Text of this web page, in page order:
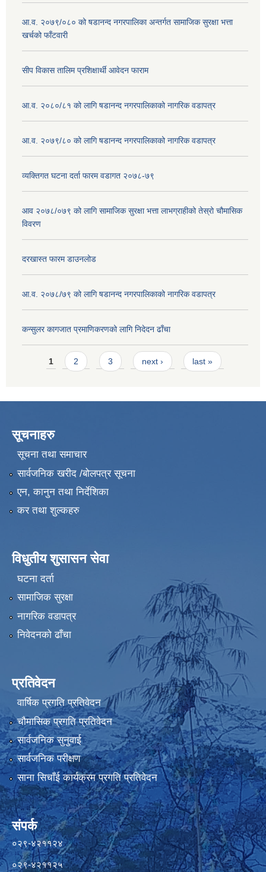
आ.व. २०७९/०८० को षडानन्द नगरपालिका अन्तर्गत सामाजिक सुरक्षा भत्ता
खर्चको फाँटवारी
सीप विकास तालिम प्रशिक्षार्थी आवेदन फाराम
आ.व. २०८०/८१ को लागि षडानन्द नगरपालिकाको नागरिक वडापत्र
आ.व. २०७९/८० को लागि षडानन्द नगरपालिकाको नागरिक वडापत्र
व्यक्तिगत घटना दर्ता फारम वडागत २०७८-७९
आव २०७८/०७९ को लागि सामाजिक सुरक्षा भत्ता लाभग्राहीको तेस्रो चौमासिक
विवरण
दरखास्त फारम डाउनलोड
आ.व. २०७८/७९ को लागि षडानन्द नगरपालिकाको नागरिक वडापत्र
कन्सुलर कागजात प्रमाणिकरणको लागि निदेदन ढाँचा
Pages
1 2 3 next › last »
सूचनाहरु
सूचना तथा समाचार
सार्वजनिक खरीद /बोलपत्र सूचना
एन, कानुन तथा निर्देशिका
कर तथा शुल्कहरु
विधुतीय शुसासन सेवा
घटना दर्ता
सामाजिक सुरक्षा
नागरिक वडापत्र
निवेदनको ढाँचा
प्रतिवेदन
वार्षिक प्रगति प्रतिवेदन
चौमासिक प्रगति प्रतिवेदन
सार्वजनिक सुनुवाई
सार्वजनिक परीक्षण
साना सिचाँई कार्यक्रम प्रगति प्रतिवेदन
संपर्क
०२९-४२११२४
०२९-४२११२५